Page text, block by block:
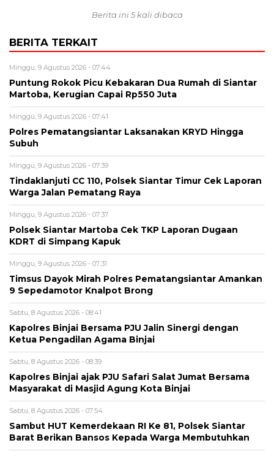
Berita ini 5 kali dibaca
BERITA TERKAIT
Minggu, 9 Agustus 2026 - 07:44
Puntung Rokok Picu Kebakaran Dua Rumah di Siantar
Martoba, Kerugian Capai Rp550 Juta
Minggu, 9 Agustus 2026 - 07:41
Polres Pematangsiantar Laksanakan KRYD Hingga
Subuh
Minggu, 9 Agustus 2026 - 07:39
Tindaklanjuti CC 110, Polsek Siantar Timur Cek Laporan
Warga Jalan Pematang Raya
Minggu, 9 Agustus 2026 - 07:37
Polsek Siantar Martoba Cek TKP Laporan Dugaan
KDRT di Simpang Kapuk
Minggu, 9 Agustus 2026 - 07:31
Timsus Dayok Mirah Polres Pematangsiantar Amankan
9 Sepedamotor Knalpot Brong
Sabtu, 8 Agustus 2026 - 08:41
Kapolres Binjai Bersama PJU Jalin Sinergi dengan
Ketua Pengadilan Agama Binjai
Sabtu, 8 Agustus 2026 - 08:39
Kapolres Binjai ajak PJU Safari Salat Jumat Bersama
Masyarakat di Masjid Agung Kota Binjai
Sabtu, 8 Agustus 2026 - 07:54
Sambut HUT Kemerdekaan RI Ke 81, Polsek Siantar
Barat Berikan Bansos Kepada Warga Membutuhkan